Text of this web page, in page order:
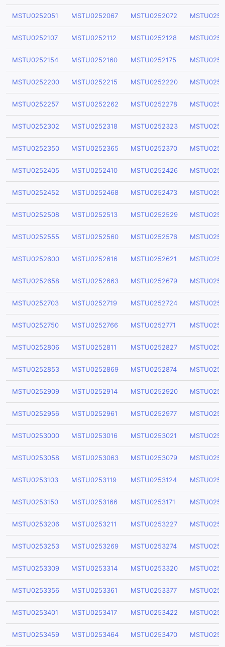
MSTU0252051 MSTU0252067 MSTU0252072
MSTU0252107 MSTU0252112 MSTU0252128
MSTU0252154 MSTU0252160 MSTU0252175
MSTU0252200 MSTU0252215 MSTU0252220
MSTU0252257 MSTU0252262 MSTU0252278
MSTU0252302 MSTU0252318 MSTU0252323
MSTU0252350 MSTU0252365 MSTU0252370
MSTU0252405 MSTU0252410 MSTU0252426
MSTU0252452 MSTU0252468 MSTU0252473
MSTU0252508 MSTU0252513 MSTU0252529
MSTU0252555 MSTU0252560 MSTU0252576
MSTU0252600 MSTU0252616 MSTU0252621
MSTU0252658 MSTU0252663 MSTU0252679
MSTU0252703 MSTU0252719 MSTU0252724
MSTU0252750 MSTU0252766 MSTU0252771
MSTU0252806 MSTU0252811 MSTU0252827
MSTU0252853 MSTU0252869 MSTU0252874
MSTU0252909 MSTU0252914 MSTU0252920
MSTU0252956 MSTU0252961 MSTU0252977
MSTU0253000 MSTU0253016 MSTU0253021
MSTU0253058 MSTU0253063 MSTU0253079
MSTU0253103 MSTU0253119 MSTU0253124
MSTU0253150 MSTU0253166 MSTU0253171
MSTU0253206 MSTU0253211 MSTU0253227
MSTU0253253 MSTU0253269 MSTU0253274
MSTU0253309 MSTU0253314 MSTU0253320
MSTU0253356 MSTU0253361 MSTU0253377
MSTU0253401 MSTU0253417 MSTU0253422
MSTU0253459 MSTU0253464 MSTU0253470